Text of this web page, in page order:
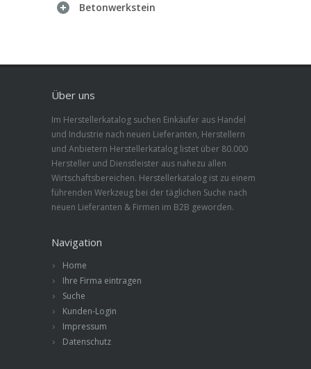
Betonwerkstein
Über uns
Im Herstellerkatalog suchen Einkäufer aus Handel
und Industrie nach neuen Lieferanten, Herstellern
und Anbietern Herstellerkatalog listet über 80.000
Hersteller und Dienstleister aus nahezu allen
Wirtschaftsbereichen. Herstellerkatalog ist zu einem
führenden Werkzeug bei der täglichen Suche nach
neuen Lieferanten & Firmen im B2B geworden.
Navigation
Home
Ihre Firma eintragen
Suche
Kunden-Login
Impressum
Datenschutz